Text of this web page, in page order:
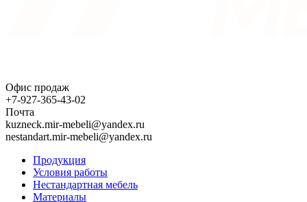
Офис продаж
+7-927-365-43-02
Почта
kuzneck.mir-mebeli@yandex.ru
nestandart.mir-mebeli@yandex.ru
Продукция
Условия работы
Нестандартная мебель
Материалы